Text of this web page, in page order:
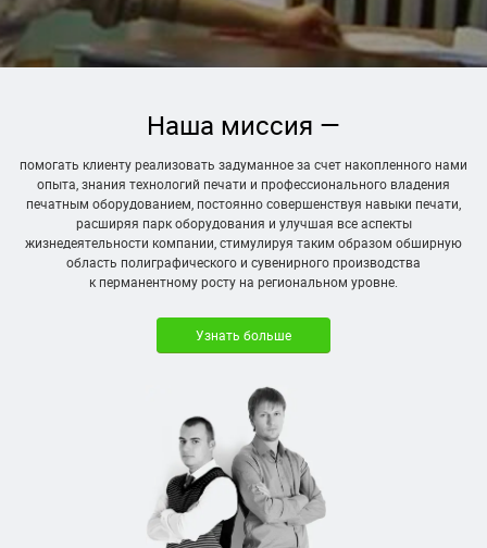
Наша миссия —
помогать клиенту реализовать задуманное за счет накопленного нами
опыта, знания технологий печати и профессионального владения
печатным оборудованием, постоянно совершенствуя навыки печати,
расширяя парк оборудования и улучшая все аспекты
жизнедеятельности компании, стимулируя таким образом обширную
область полиграфического и сувенирного производства
к перманентному росту на региональном уровне.
Узнать больше